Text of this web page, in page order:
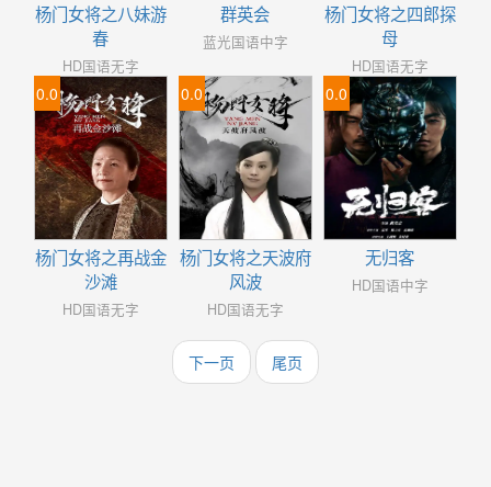
杨门女将之八妹游
春
HD国语无字
群英会
蓝光国语中字
杨门女将之四郎探
母
HD国语无字
0.0
杨门女将之再战金
沙滩
HD国语无字
0.0
杨门女将之天波府
风波
HD国语无字
0.0
无归客
HD国语中字
下一页 尾页